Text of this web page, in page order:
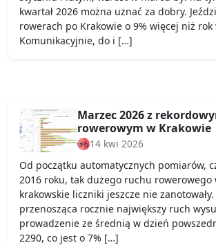
kwartał 2026 można uznać za dobry.
rowerach po Krakowie o 9% więcej niż rok
Komunikacyjnie, do i […]
Marzec 2026 z
rowerowym w Krakowie
14 kwi 2026
Od początku automatycznych pomiarów,
2016 roku, tak dużego ruchu rowerowego
krakowskie liczniki jeszcze nie
przenosząca rocznie największy ruch
prowadzenie ze średnią w dzień
2290, co jest o 7% […]